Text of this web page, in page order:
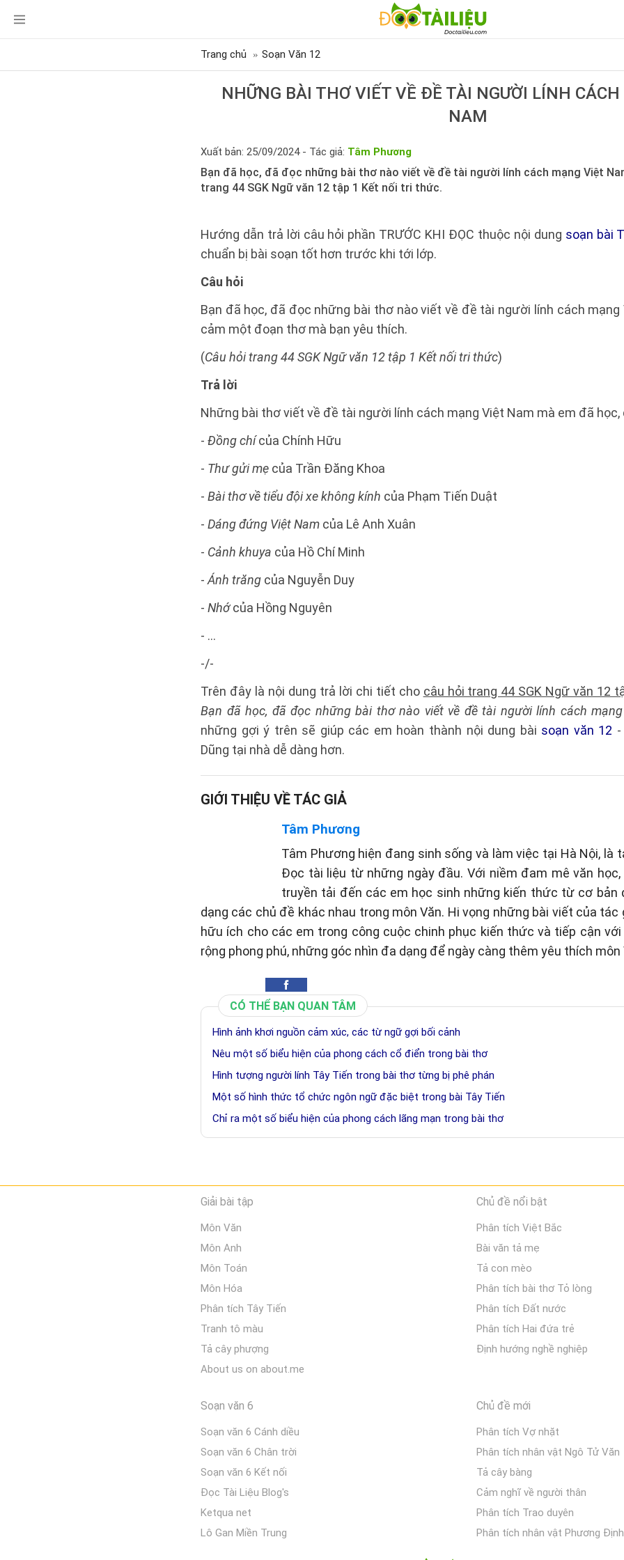
Trang chủ Soạn Văn 12
NHỮNG BÀI THƠ VIẾT VỀ ĐỀ TÀI NGƯỜI LÍNH
NAM
Xuất bản: 25/09/2024 - Tác giả: Tâm Phương
Bạn đã học, đã đọc những bài thơ nào viết về đề tài người lính cách mạng Việt
trang 44 SGK Ngữ văn 12 tập 1 Kết nối tri thức.
Hướng dẫn trả lời câu hỏi phần TRƯỚC KHI ĐỌC thuộc nội dung soạn bài
chuẩn bị bài soạn tốt hơn trước khi tới lớp.
Câu hỏi
Bạn đã học, đã đọc những bài thơ nào viết về đề tài người lính cách
cảm một đoạn thơ mà bạn yêu thích.
(Câu hỏi trang 44 SGK Ngữ văn 12 tập 1 Kết nối tri thức)
Trả lời
Những bài thơ viết về đề tài người lính cách mạng Việt Nam mà em đã
- Đồng chícủa Chính Hữu
- Thư gửi mẹ của Trần Đăng Khoa
- Bài thơ về tiểu đội xe không kính của Phạm Tiến Duật
- Dáng đứng Việt Nam của Lê Anh Xuân
- Cảnh khuya của Hồ Chí Minh
- Ánh trăng của Nguyễn Duy
- Nhớcủa Hồng Nguyên
- ...
-/-
Trên đây là nội dung trả lời chi tiết cho câu hỏi trang 44 SGK Ngữ văn 12
Bạn đã học, đã đọc những bài thơ nào viết về đề tài người lính cách mạng
những gợi ý trên sẽ giúp các em hoàn thành nội dung bài soạn văn 12
Dũng tại nhà dễ dàng hơn.
GIỚI THIỆU VỀ TÁC GIẢ
Tâm Phương
Tâm Phương hiện đang sinh sống và làm việc tại Hà Nội, là
Đọc tài liệu từ những ngày đầu. Với niềm đam mê văn
truyền tải đến các em học sinh những kiến thức từ cơ bản
dạng các chủ đề khác nhau trong môn Văn. Hi vọng những bài viết của
hữu ích cho các em trong công cuộc chinh phục kiến thức và tiếp cận
rộng phong phú, những góc nhìn đa dạng để ngày càng thêm yêu thích môn
CÓ THỂ BẠN QUAN TÂM
Hình ảnh khơi nguồn cảm xúc, các từ ngữ gợi bối cảnh
Nêu một số biểu hiện của phong cách cổ điển trong bài thơ
Hình tượng người lính Tây Tiến trong bài thơ từng bị phê phán
Một số hình thức tổ chức ngôn ngữ đặc biệt trong bài Tây Tiến
Chỉ ra một số biểu hiện của phong cách lãng mạn trong bài thơ
Giải bài tập
Môn Văn
Môn Anh
Môn Toán
Môn Hóa
Phân tích Tây Tiến
Tranh tô màu
Tả cây phượng
About us on about.me
Chủ đề nổi bật
Phân tích Việt Bắc
Bài văn tả mẹ
Tả con mèo
Phân tích bài thơ Tỏ lòng
Phân tích Đất nước
Phân tích Hai đứa trẻ
Định hướng nghề nghiệp
Soạn văn 6
Soạn văn 6 Cánh diều
Soạn văn 6 Chân trời
Soạn văn 6 Kết nối
Đọc Tài Liệu Blog's
Ketqua net
Lô Gan Miền Trung
Chủ đề mới
Phân tích Vợ nhặt
Phân tích nhân vật Ngô Tử Văn
Tả cây bàng
Cảm nghĩ về người thân
Phân tích Trao duyên
Phân tích nhân vật Phương Định